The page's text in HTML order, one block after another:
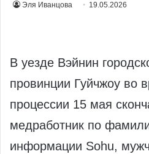
Эля Иванцова 19.05.2026
В уезде Вэйнин
провинции Гуйчжоу во
процессии 15 мая
медработник по
информации Sohu,